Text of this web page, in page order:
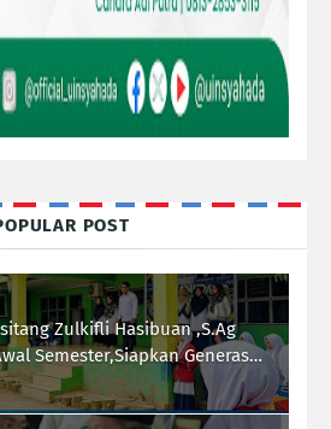
POST
Zulkifli Hasibuan ,S.Ag
Semester,Siapkan Generasi